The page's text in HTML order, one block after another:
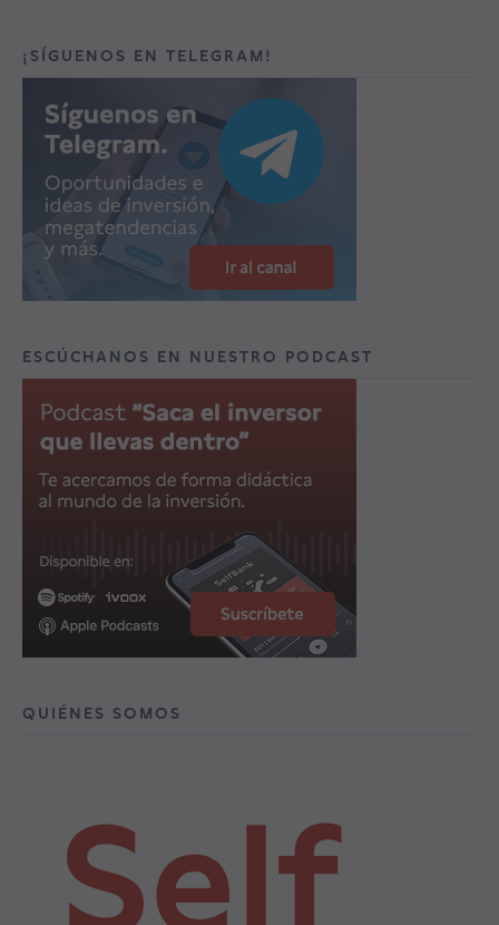
¡SÍGUENOS EN TELEGRAM!
ESCÚCHANOS EN NUESTRO PODCAST
QUIÉNES SOMOS